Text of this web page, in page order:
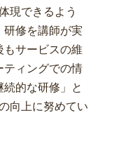
現できるよう
研修を講師が実
もサービスの維
ティングでの情
的な研修」と
向上に努めてい